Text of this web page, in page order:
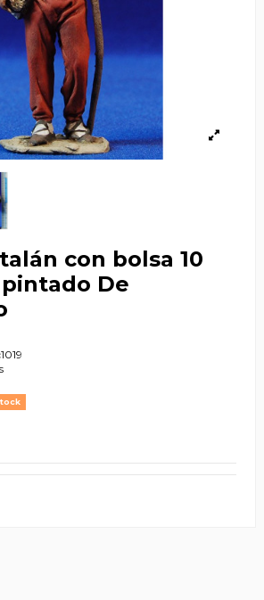
con bolsa 10
De